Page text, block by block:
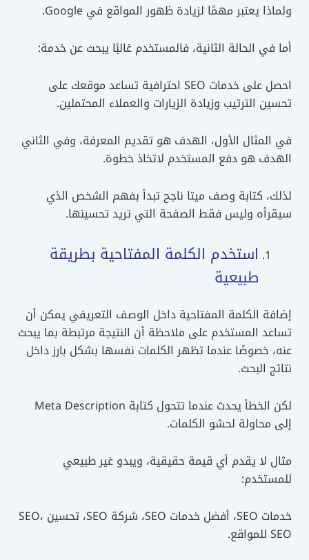
ولماذا يعتبر مهمًا لزيادة ظهور المواقع في Google.
أما في الحالة الثانية، فالمستخدم غالبًا يبحث عن خدمة:
احصل على خدمات SEO احترافية تساعد موقعك على
تحسين الترتيب وزيادة الزيارات والعملاء المحتملين.
في المثال الأول، الهدف هو تقديم المعرفة، وفي الثاني
الهدف هو دفع المستخدم لاتخاذ خطوة.
لذلك، كتابة وصف ميتا ناجح تبدأ بفهم الشخص الذي
سيقرأه وليس فقط الصفحة التي تريد تحسينها.
استخدم الكلمة المفتاحية بطريقة
طبيعية
إضافة الكلمة المفتاحية داخل الوصف التعريفي يمكن أن
تساعد المستخدم على ملاحظة أن النتيجة مرتبطة بما يبحث
عنه، خصوصًا عندما تظهر الكلمات نفسها بشكل بارز داخل
نتائج البحث.
لكن الخطأ يحدث عندما تتحول كتابة Meta Description
إلى محاولة لحشو الكلمات.
مثال لا يقدم أي قيمة حقيقية، ويبدو غير طبيعي
للمستخدم:
خدمات SEO، أفضل خدمات SEO، شركة SEO، تحسين SEO،
SEO للمواقع.